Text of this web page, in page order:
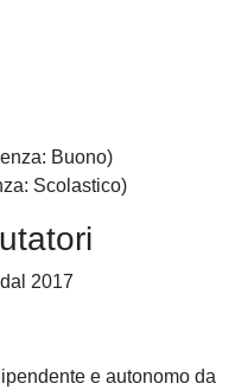
Buono)
Scolastico)
2017
e autonomo da